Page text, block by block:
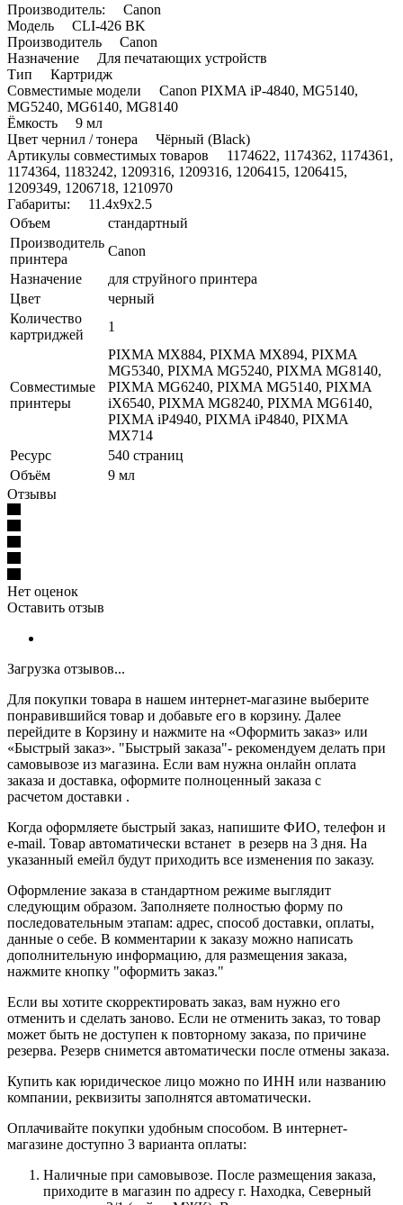
Производитель: Canon
Модель CLI-426 BK
Производитель Canon
Назначение Для печатающих устройств
Тип Картридж
Совместимые модели Canon PIXMA iP-4840, MG5140,
MG5240, MG6140, MG8140
Ёмкость 9 мл
Цвет чернил / тонера Чёрный (Black)
Артикулы совместимых товаров 1174622, 1174362, 1174361,
1174364, 1183242, 1209316, 1209316, 1206415, 1206415,
1209349, 1206718, 1210970
Габариты: 11.4x9x2.5
Объем
стандартный
Производитель
принтера
Canon
Назначение
для струйного принтера
Цвет
черный
Количество
картриджей
1
Совместимые
принтеры
PIXMA MX884, PIXMA MX894, PIXMA
MG5340, PIXMA MG5240, PIXMA MG8140,
PIXMA MG6240, PIXMA MG5140, PIXMA
iX6540, PIXMA MG8240, PIXMA MG6140,
PIXMA iP4940, PIXMA iP4840, PIXMA
MX714
Ресурс
540 страниц
Объём
9 мл
Отзывы
Нет оценок
Оставить отзыв
Загрузка отзывов...
Для покупки товара в нашем интернет-магазине выберите
понравившийся товар и добавьте его в корзину. Далее
перейдите в Корзину и нажмите на «Оформить заказ» или
«Быстрый заказ». "Быстрый заказа"- рекомендуем делать при
самовывозе из магазина. Если вам нужна онлайн оплата
заказа и доставка, оформите полноценный заказа с
расчетом доставки .
Когда оформляете быстрый заказ, напишите ФИО, телефон и
e-mail. Товар автоматически встанет в резерв на 3 дня. На
указанный емейл будут приходить все изменения по заказу.
Оформление заказа в стандартном режиме выглядит
следующим образом. Заполняете полностью форму по
последовательным этапам: адрес, способ доставки, оплаты,
данные о себе. В комментарии к заказу можно написать
дополнительную информацию, для размещения заказа,
нажмите кнопку "оформить заказ."
Если вы хотите скорректировать заказ, вам нужно его
отменить и сделать заново. Если не отменить заказ, то товар
может быть не доступен к повторному заказа, по причине
резерва. Резерв снимется автоматически после отмены заказа.
Купить как юридическое лицо можно по ИНН или названию
компании, реквизиты заполнятся автоматически.
Оплачивайте покупки удобным способом. В интернет-
магазине доступно 3 варианта оплаты:
Наличные при самовывозе. После размещения заказа,
приходите в магазин по адресу г. Находка, Северный